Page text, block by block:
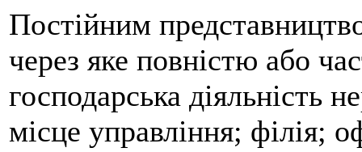
Постійним
через яке повністю або
господарська діяльність
місце управління; філія;